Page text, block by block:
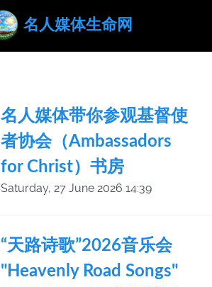
名人媒体生命网
名人媒体带你参观基督使
者协会（Ambassadors
for Christ）书房
Saturday, 27 June 2026 14:39
“天路诗歌”2026音乐会
"Heavenly Road Songs"